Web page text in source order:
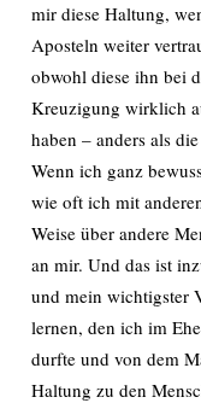
mir diese Haltung,
Aposteln weiter
obwohl diese ihn bei
Kreuzigung wirklich
haben – anders als
Wenn ich ganz
wie oft ich mit
Weise über andere
an mir. Und das ist
und mein wichtigster
lernen, den ich im
durfte und von dem
Haltung zu den